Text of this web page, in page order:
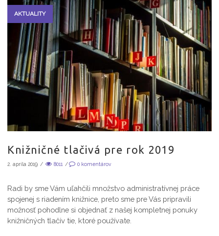
AKTUALITY
Knižničné tlačivá pre rok 2019
2. apríla 2019 / 8011 / 0 komentárov
Radi by sme Vám uľahčili množstvo administratívnej práce
spojenej s riadením knižnice, preto sme pre Vás pripravili
možnosť pohodlne si objednať z našej kompletnej ponuky
knižničných tlačív tie, ktoré používate.